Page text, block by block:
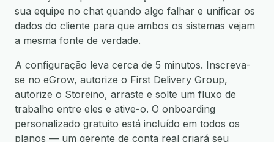
sua equipe no chat quando algo falhar e unificar os
dados do cliente para que ambos os sistemas vejam
a mesma fonte de verdade.
A configuração leva cerca de 5 minutos. Inscreva-
se no eGrow, autorize o First Delivery Group,
autorize o Storeino, arraste e solte um fluxo de
trabalho entre eles e ative-o. O onboarding
personalizado gratuito está incluído em todos os
planos — um gerente de conta real criará seu